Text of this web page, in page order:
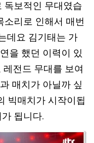
독보적인 무대였습
소리로 인해서 매번
데요 김기태는 가
을 했던 이력이 있
전드 무대를 보여
매치가 아닐까 싶
빅매치가 시작이됩
됩니다.